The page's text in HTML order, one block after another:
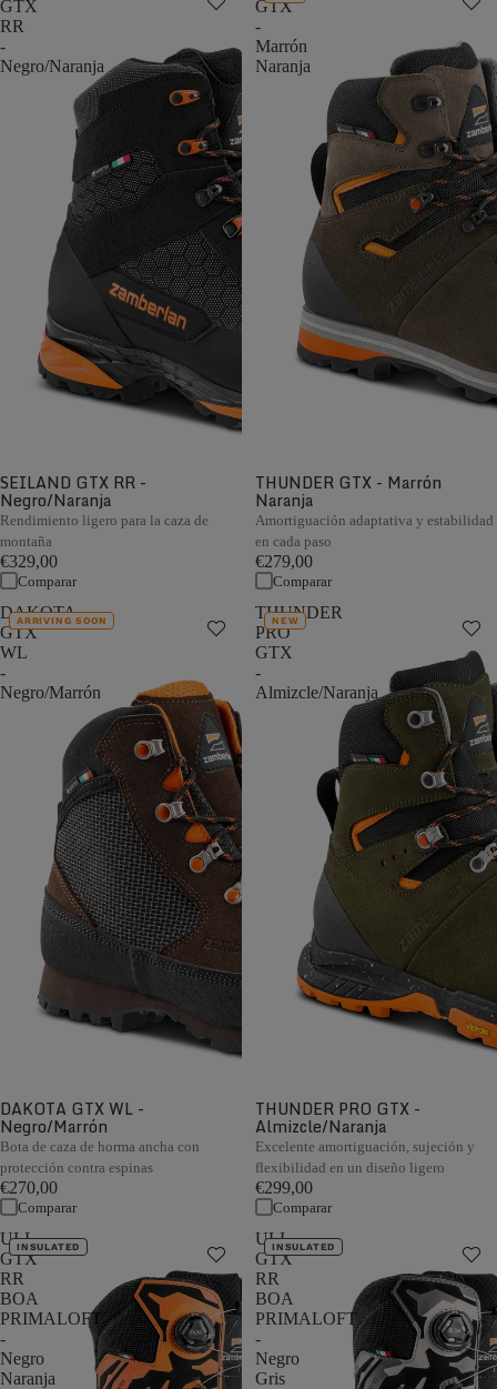
GTX
RR
-
Negro/Naranja
SEILAND GTX RR -
Negro/Naranja
Rendimiento ligero para la caza de
montaña
€329,00
Comparar
GTX
-
Marrón
Naranja
THUNDER GTX - Marrón
Naranja
Amortiguación adaptativa y estabilidad
en cada paso
€279,00
Comparar
DAKOTA
GTX
WL
-
Negro/Marrón
ARRIVING SOON
DAKOTA GTX WL -
Negro/Marrón
Bota de caza de horma ancha con
protección contra espinas
€270,00
Comparar
THUNDER
PRO
GTX
-
Almizcle/Naranja
NEW
THUNDER PRO GTX -
Almizcle/Naranja
Excelente amortiguación, sujeción y
flexibilidad en un diseño ligero
€299,00
Comparar
ULL
GTX
RR
BOA
PRIMALOFT
-
Negro
Naranja
INSULATED
ULL
GTX
RR
BOA
PRIMALOFT
-
Negro
Gris
INSULATED